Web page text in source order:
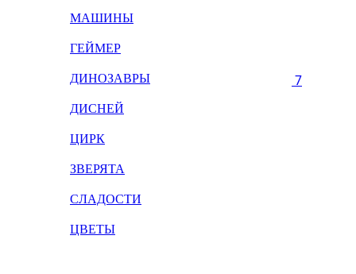
МАШИНЫ
ГЕЙМЕР
ДИНОЗАВРЫ
ДИСНЕЙ
ЦИРК
ЗВЕРЯТА
СЛАДОСТИ
ЦВЕТЫ
7